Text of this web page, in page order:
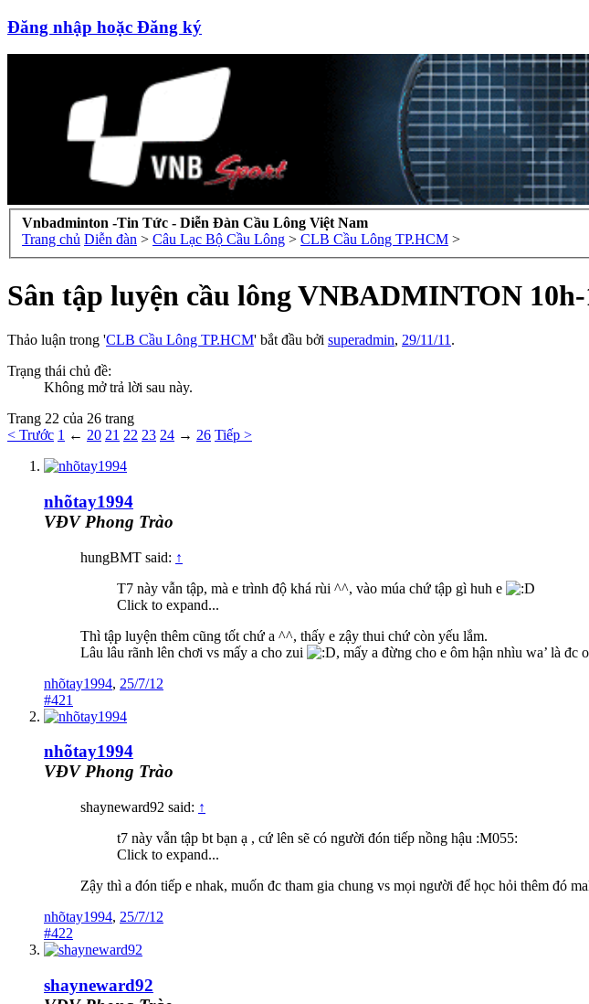
Đăng nhập hoặc Đăng ký
Vnbadminton -Tin Tức - Diễn Đàn Cầu Lông Việt Nam
Trang chủ Diễn đàn > Câu Lạc Bộ Cầu Lông > CLB Cầu Lông TP.HCM >
Sân tập luyện cầu lông VNBADMINTON
Thảo luận trong 'CLB Cầu Lông TP.HCM' bắt đầu bởi superadmin, 29/11/11 .
Trạng thái chủ đề:
Không mở trả lời sau này.
Trang 22 của 26 trang
< Trước 1 ← 20 21 22 23 24 → 26 Tiếp >
nhõtay1994
VĐV Phong Trào
hungBMT said: ↑
T7 này vẫn tập, mà e trình độ khá rùi ^^, vào múa chứ tập gì huh e
Click to expand...
Thì tập luyện thêm cũng tốt chứ a ^^, thấy e zậy thui chứ còn yếu lắm.
Lâu lâu rãnh lên chơi vs mấy a cho zui
, mấy a đừng cho e ôm hận nhìu wa’ là đc
nhõtay1994, 25/7/12
#421
nhõtay1994
VĐV Phong Trào
shayneward92 said: ↑
t7 này vẫn tập bt bạn ạ , cứ lên sẽ có người đón tiếp nồng hậu :M055:
Click to expand...
Zậy thì a đón tiếp e nhak, muốn đc tham gia chung vs mọi người để học hỏi thêm đó
nhõtay1994, 25/7/12
#422
shayneward92